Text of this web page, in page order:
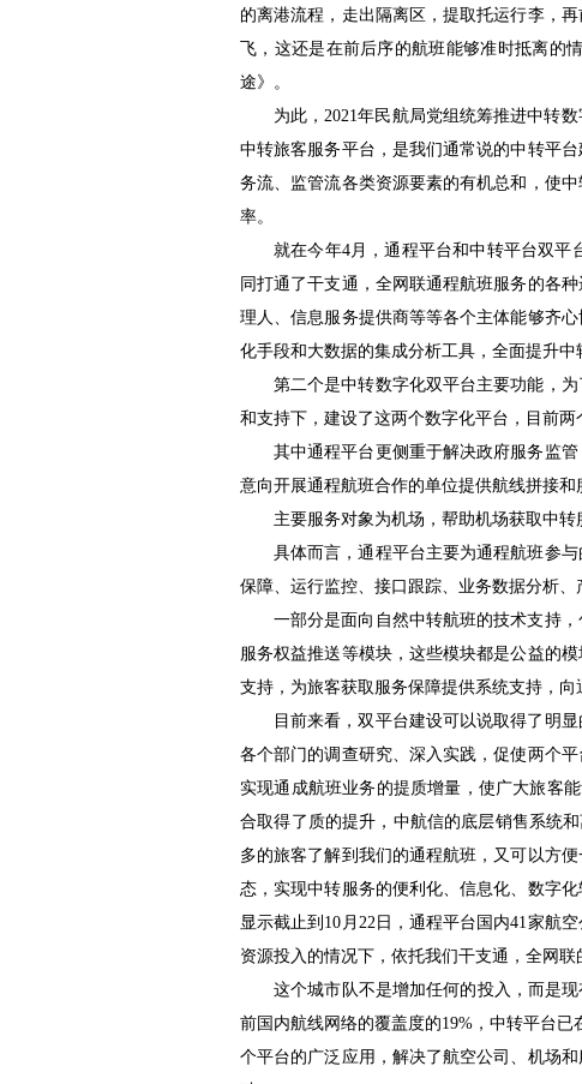
的离港流程，走出隔离区，提取托运行李，
飞，这还是在前后序的航班能够准时抵离的
途》。
为此，2021年民航局党组统筹推进中转
中转旅客服务平台，是我们通常说的中转平
务流、监管流各类资源要素的有机总和，使
率。
就在今年4月，通程平台和中转平台双
同打通了干支通，全网联通程航班服务的各
理人、信息服务提供商等等各个主体能够齐
化手段和大数据的集成分析工具，全面提升
第二个是中转数字化双平台主要功能，
和支持下，建设了这两个数字化平台，目前
其中通程平台更侧重于解决政府服务监
意向开展通程航班合作的单位提供航线拼接
主要服务对象为机场，帮助机场获取中
具体而言，通程平台主要为通程航班参
保障、运行监控、接口跟踪、业务数据分析
一部分是面向自然中转航班的技术支持
服务权益推送等模块，这些模块都是公益的
支持，为旅客获取服务保障提供系统支持，
目前来看，双平台建设可以说取得了明
各个部门的调查研究、深入实践，促使两个
实现通成航班业务的提质增量，使广大旅客
合取得了质的提升，中航信的底层销售系统
多的旅客了解到我们的通程航班，又可以方
态，实现中转服务的便利化、信息化、数字
显示截止到10月22日，通程平台国内41家航
资源投入的情况下，依托我们干支通，全网联
这个城市队不是增加任何的投入，而是
前国内航线网络的覆盖度的19%，中转平台
个平台的广泛应用，解决了航空公司、机场